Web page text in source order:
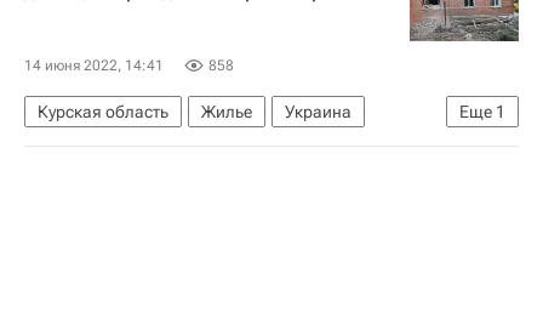
14 июня 2022, 14:41 858
Еще 1
Курская область Жилье
Украина
Ситуация в ДНР и ЛНР